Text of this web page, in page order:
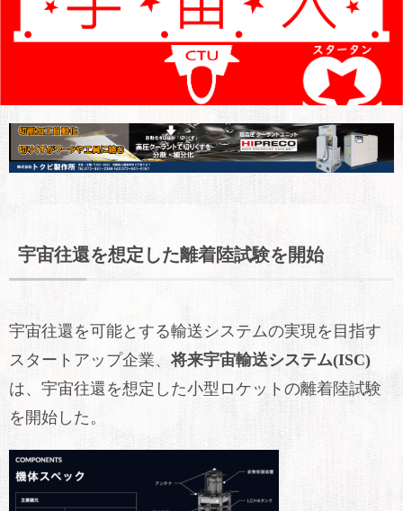
宇宙往還を想定した離着陸試験を開始
宇宙往還を可能とする輸送システムの実現を目指す
スタートアップ企業、将来宇宙輸送システム(ISC)
は、宇宙往還を想定した小型ロケットの離着陸試験
を開始した。